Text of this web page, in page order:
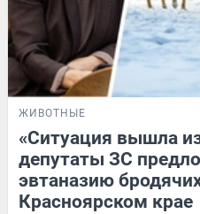
ЖИВОТНЫЕ
«Ситуация вышла
депутаты ЗС
эвтаназию
Красноярском крае